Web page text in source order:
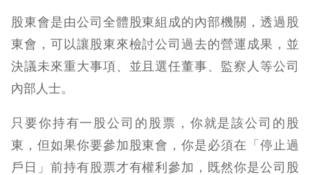
股東會是由公司全體股東組成的內部機關，透過股
東會，可以讓股東來檢討公司過去的營運成果，並
決議未來重大事項、並且選任董事、監察人等公司
內部人士。
只要你持有一股公司的股票，你就是該公司的股
東，但如果你要參加股東會，你是必須在「停止過
戶日」前持有股票才有權利參加，既然你是公司股